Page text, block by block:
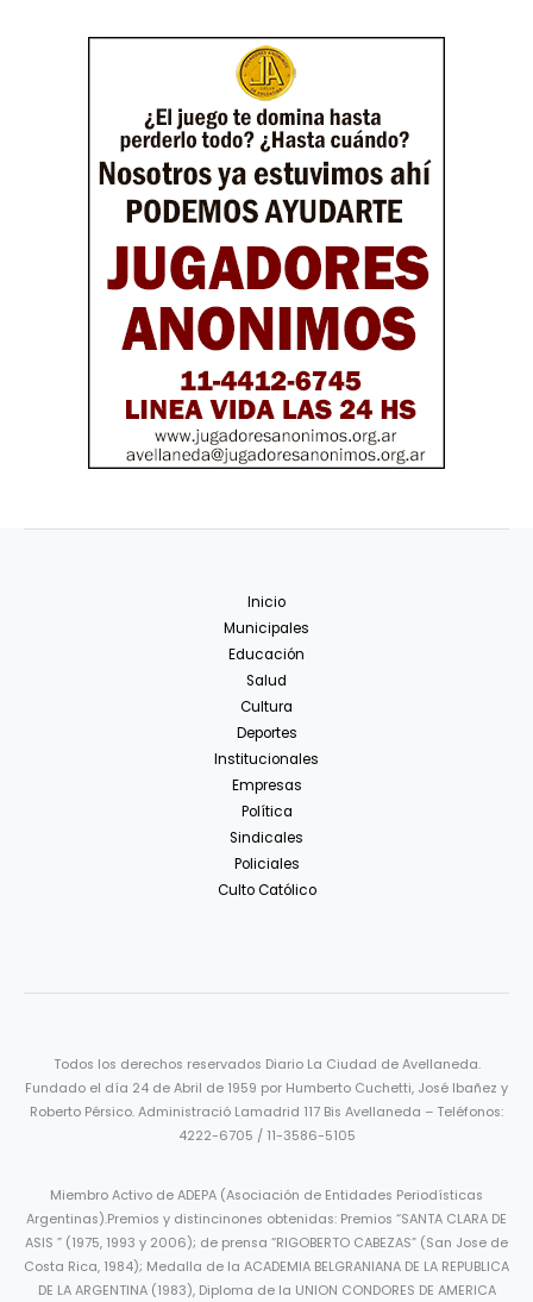
Inicio
Municipales
Educación
Salud
Cultura
Deportes
Institucionales
Empresas
Política
Sindicales
Policiales
Culto Católico
Todos los derechos reservados Diario La Ciudad de Avellaneda.
Fundado el día 24 de Abril de 1959 por Humberto Cuchetti, José Ibañez y
Roberto Pérsico. Administració Lamadrid 117 Bis Avellaneda – Teléfonos:
4222-6705 / 11-3586-5105
Miembro Activo de ADEPA (Asociación de Entidades Periodísticas
Argentinas).Premios y distincinones obtenidas: Premios “SANTA CLARA DE
ASIS ” (1975, 1993 y 2006); de prensa “RIGOBERTO CABEZAS” (San Jose de
Costa Rica, 1984); Medalla de la ACADEMIA BELGRANIANA DE LA REPUBLICA
DE LA ARGENTINA (1983), Diploma de la UNION CONDORES DE AMERICA